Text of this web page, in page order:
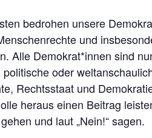
bedrohen unsere
und
Alle Demokrat*innen sind
oder
Rechtsstaat und
heraus einen Beitrag
und laut „Nein!“ sagen.